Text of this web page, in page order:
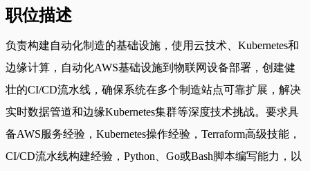
职位描述
负责构建自动化制造的基础设施，使用云技术、Kubernetes和
边缘计算，自动化AWS基础设施到物联网设备部署，创建健
壮的CI/CD流水线，确保系统在多个制造站点可靠扩展，解决
实时数据管道和边缘Kubernetes集群等深度技术挑战。要求具
备AWS服务经验，Kubernetes操作经验，Terraform高级技能，
CI/CD流水线构建经验，Python、Go或Bash脚本编写能力，以